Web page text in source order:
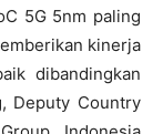
5G 5nm paling
kinerja
dibandingkan
Deputy Country